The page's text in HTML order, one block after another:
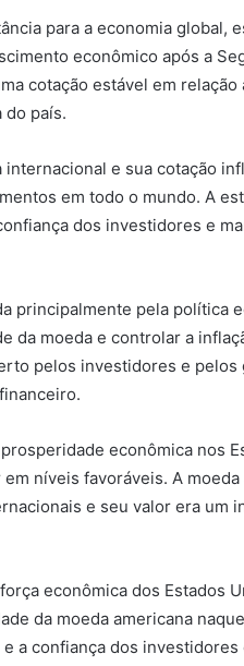
para a economia global,
econômico após a
cotação estável em relação
país.
e sua cotação
em todo o mundo. A
dos investidores e
principalmente pela política
da moeda e controlar a
pelos investidores e pelos
econômica nos
níveis favoráveis. A
e seu valor era um
econômica dos Estados
da moeda americana
a confiança dos investidores